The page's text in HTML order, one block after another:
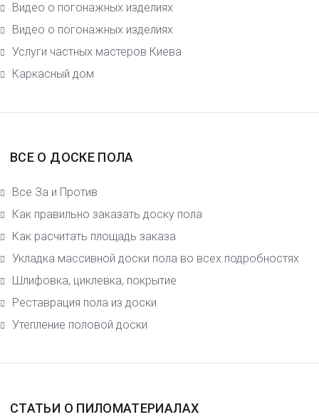
Видео о погонажных изделиях
Видео о погонажных изделиях
Услуги частных мастеров Киева
Каркасный дом
ВСЕ О ДОСКЕ ПОЛА
Все За и Против
Как правильно заказать доску пола
Как расчитать площадь заказа
Укладка массивной доски пола во всех подробностях
Шлифовка, циклевка, покрытие
Реставрация пола из доски
Утепление половой доски
СТАТЬИ О ПИЛОМАТЕРИАЛАХ